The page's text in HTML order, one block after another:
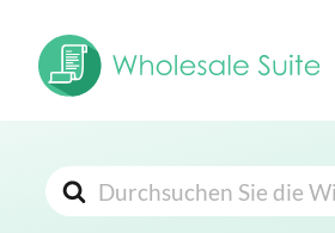
Suchen
nach